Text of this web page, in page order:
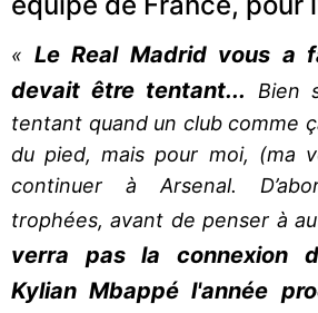
« Le Real Madrid vous a
devait être tentant...
Bien
tentant quand un club comme
du pied, mais pour moi, (ma
continuer à Arsenal.
trophées, avant de penser à
verra pas la connexion
Kylian Mbappé l'année